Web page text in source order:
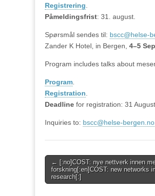
Registrering
Påmeldingsfrist: 31. august.
Spørsmål sendes til: bscc@helse-
Zander K Hotel, in Bergen, 4–5
Program includes talks about
Program
Registration
Deadline for registration: 31 August.
Inquiries to: bscc@helse-bergen.no
Post
navigation
← [:no]COST: nye nettverk innen
forskning[:en]COST: new networks
research[:]